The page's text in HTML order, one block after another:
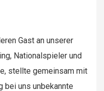
Gast an unserer
Nationalspieler und
stellte gemeinsam mit
bei uns unbekannte